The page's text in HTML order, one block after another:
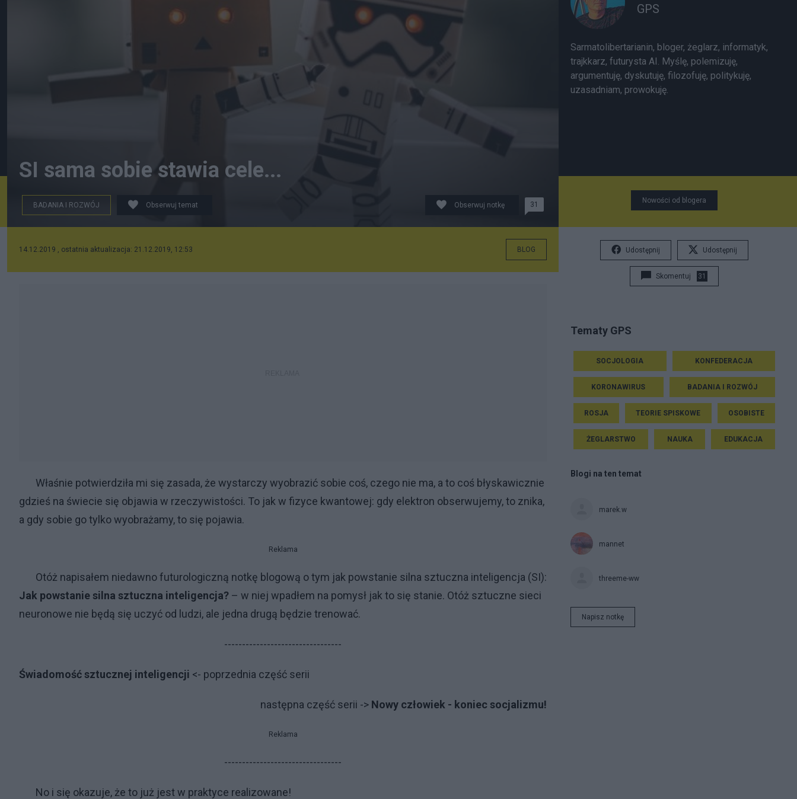
SI sama sobie stawia cele...
BADANIA I ROZWÓJ Obserwuj temat Obserwuj notkę 31
14.12.2019 , ostatnia aktualizacja: 21.12.2019, 12:53 BLOG
Właśnie potwierdziła mi się zasada, że wystarczy wyobrazić sobie coś, czego nie ma, a to coś błyskawicznie
gdzieś na świecie się objawia w rzeczywistości. To jak w fizyce kwantowej: gdy elektron obserwujemy, to znika,
a gdy sobie go tylko wyobrażamy, to się pojawia.
Reklama
Otóż napisałem niedawno futurologiczną notkę blogową o tym jak powstanie silna sztuczna inteligencja (SI):
Jak powstanie silna sztuczna inteligencja? – w niej wpadłem na pomysł jak to się stanie. Otóż sztuczne sieci
neuronowe nie będą się uczyć od ludzi, ale jedna drugą będzie trenować.
---------------------------------
Świadomość sztucznej inteligencji <- poprzednia część serii
następna część serii -> Nowy człowiek - koniec socjalizmu!
Reklama
---------------------------------
No i się okazuje, że to już jest w praktyce realizowane!
GPS
Sarmatolibertarianin, bloger, żeglarz, informatyk,
trajkkarz, futurysta AI. Myślę, polemizuję,
argumentuję, dyskutuję, filozofuję, politykuję,
uzasadniam, prowokuję.
Nowości od blogera
Udostępnij Udostępnij
Skomentuj 31
Tematy GPS
SOCJOLOGIA KONFEDERACJA
KORONAWIRUS BADANIA I ROZWÓJ
ROSJA TEORIE SPISKOWE OSOBISTE
ŻEGLARSTWO NAUKA EDUKACJA
Blogi na ten temat
marek.w
mannet
threeme-ww
Napisz notkę